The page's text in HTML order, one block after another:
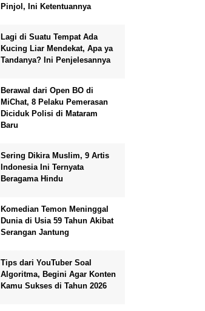
Pinjol, Ini Ketentuannya
Lagi di Suatu Tempat Ada
Kucing Liar Mendekat, Apa ya
Tandanya? Ini Penjelesannya
Berawal dari Open BO di
MiChat, 8 Pelaku Pemerasan
Diciduk Polisi di Mataram
Baru
Sering Dikira Muslim, 9 Artis
Indonesia Ini Ternyata
Beragama Hindu
Komedian Temon Meninggal
Dunia di Usia 59 Tahun Akibat
Serangan Jantung
Tips dari YouTuber Soal
Algoritma, Begini Agar Konten
Kamu Sukses di Tahun 2026